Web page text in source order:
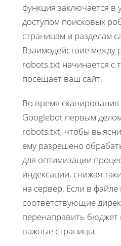
функция заключается в
доступом поисковых
страницам и разделам
Взаимодействие между
robots.txt начинается с
посещает ваш сайт.
Во время сканирования
Googlebot первым
robots.txt, чтобы
ему разрешено
для оптимизации
индексации, снижая
на сервер. Если в
соответствующие
перенаправить бюджет
важные страницы.